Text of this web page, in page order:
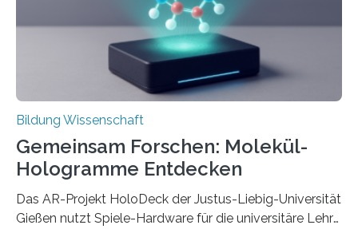
Management. Die Forscher kommen zu dem Schluss,
dass Patente…
Bildung Wissenschaft
Gemeinsam Forschen: Molekül-
Hologramme Entdecken
Das AR-Projekt HoloDeck der Justus-Liebig-Universität
Gießen nutzt Spiele-Hardware für die universitäre Lehre